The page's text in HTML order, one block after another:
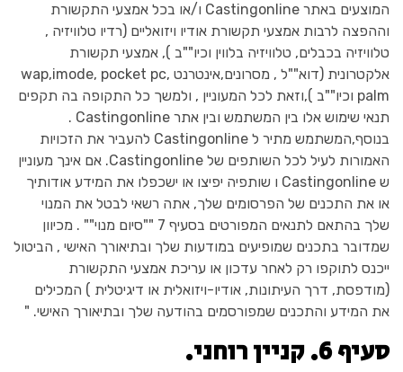
המוצעים באתר Castingonline ו/או בכל אמצעי התקשורת
וההפצה לרבות אמצעי תקשורת אודיו ויזואליים (רדיו טלוויזיה ,
טלוויזיה בכבלים, טלוויזיה בלווין וכיו""ב ), אמצעי תקשורת
אלקטרונית (דוא""ל , מסרונים,אינטרנט wap,imode, pocket pc,
palm וכיו""ב ),וזאת לכל המעוניין , ולמשך כל התקופה בה תקפים
תנאי שימוש אלו בין המשתמש ובין אתר Castingonline .
בנוסף,המשתמש מתיר ל Castingonline להעביר את הזכויות
האמורות לעיל לכל השותפים של Castingonline. אם אינך מעוניין
ש Castingonline ו שותפיה יפיצו או ישכפלו את המידע אודותיך
או את התכנים של הפרסומים שלך, אתה רשאי לבטל את המנוי
שלך בהתאם לתנאים המפורטים בסעיף 7 ""סיום מנוי"" . מכיוון
שמדובר בתכנים שמופיעים במודעות שלך ובתיאורך האישי , הביטול
ייכנס לתוקפו רק לאחר עדכון או עריכת אמצעי התקשורת
(מודפסת, דרך העיתונות, אודיו-ויזואלית או דיגיטלית ) המכילים
את המידע והתכנים שמפורסמים בהודעה שלך ובתיאורך האישי. "
סעיף 6. קניין רוחני.